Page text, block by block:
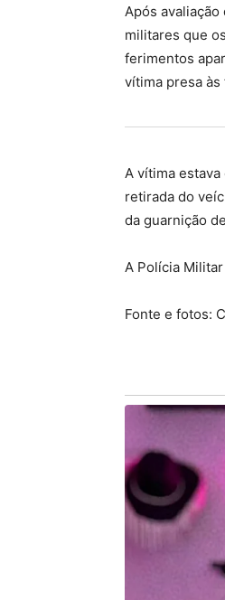
Após
militares que
ferimentos
vítima presa
A vítima
retirada do
da guarnição
A Polícia
Fonte e fotos: